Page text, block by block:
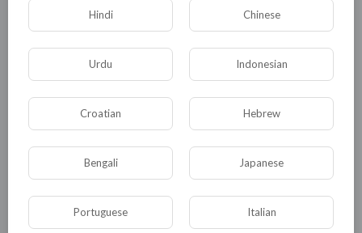
Спорт Комедия Развлечение
Новости и политика Криминал Культура
Флора и фауна ЖКХ История
Медицина Наука и образование
Hindi Chinese
Urdu Indonesian
Croatian Hebrew
Bengali Japanese
Portuguese Italian